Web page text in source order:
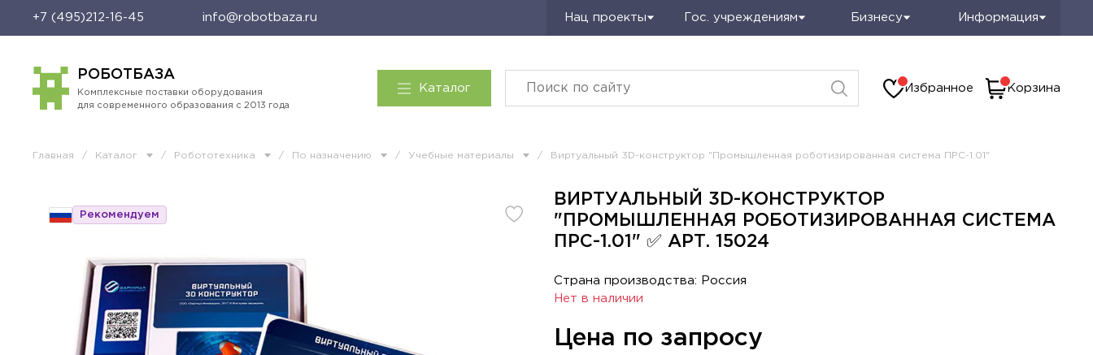
+7 (495)212-16-45 info@robotbaza.ru Нац проекты Гос. учреждениям Бизнесу Информация
РОБОТБАЗА
Комплексные поставки оборудования
для современного образования с 2013 года
Каталог Избранное Корзина
Главная / Каталог / Робототехника / По назначению / Учебные материалы / Виртуальный 3D-конструктор "Промышленная роботизированная система ПРС-1.01"
Рекомендуем
ВИРТУАЛЬНЫЙ 3D-КОНСТРУКТОР
"ПРОМЫШЛЕННАЯ РОБОТИЗИРОВАННАЯ СИСТЕМА
ПРС-1.01" ✅ АРТ. 15024
Страна производства: Россия
Нет в наличии
Цена по запросу